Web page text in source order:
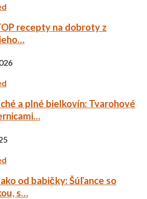
recepty na dobroty z
a plné bielkovín: Tvarohové
od babičky: Šúľance so
s…